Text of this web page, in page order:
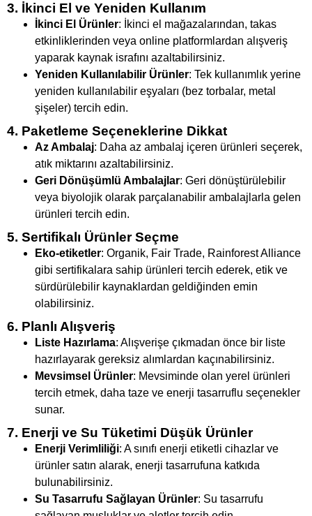
3. İkinci El ve Yeniden Kullanım
İkinci El Ürünler: İkinci el mağazalarından, takas
etkinliklerinden veya online platformlardan alışveriş
yaparak kaynak israfını azaltabilirsiniz.
Yeniden Kullanılabilir Ürünler: Tek kullanımlık yerine
yeniden kullanılabilir eşyaları (bez torbalar, metal
şişeler) tercih edin.
4. Paketleme Seçeneklerine Dikkat
Az Ambalaj: Daha az ambalaj içeren ürünleri seçerek,
atık miktarını azaltabilirsiniz.
Geri Dönüşümlü Ambalajlar: Geri dönüştürülebilir
veya biyolojik olarak parçalanabilir ambalajlarla gelen
ürünleri tercih edin.
5. Sertifikalı Ürünler Seçme
Eko-etiketler: Organik, Fair Trade, Rainforest Alliance
gibi sertifikalara sahip ürünleri tercih ederek, etik ve
sürdürülebilir kaynaklardan geldiğinden emin
olabilirsiniz.
6. Planlı Alışveriş
Liste Hazırlama: Alışverişe çıkmadan önce bir liste
hazırlayarak gereksiz alımlardan kaçınabilirsiniz.
Mevsimsel Ürünler: Mevsiminde olan yerel ürünleri
tercih etmek, daha taze ve enerji tasarruflu seçenekler
sunar.
7. Enerji ve Su Tüketimi Düşük Ürünler
Enerji Verimliliği: A sınıfı enerji etiketli cihazlar ve
ürünler satın alarak, enerji tasarrufuna katkıda
bulunabilirsiniz.
Su Tasarrufu Sağlayan Ürünler: Su tasarrufu